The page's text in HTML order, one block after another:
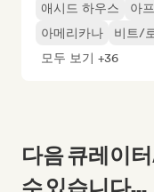
애시드 하우스 아
아메리카나
비트/
모두 보기 +36
다음 큐레이
수 있습니다...